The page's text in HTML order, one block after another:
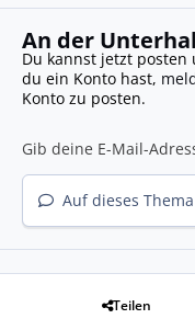
An der
Du kannst jetzt
du ein Konto hast,
Konto zu posten.
Auf dieses
Teilen